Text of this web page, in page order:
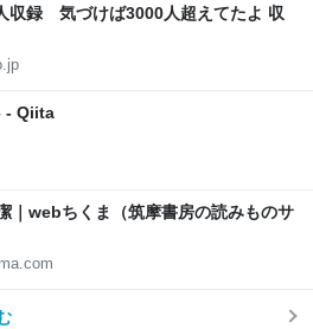
収録 気づけば3000人超えてたよ 収
- Qiita
webちくま（筑摩書房の読みものサ